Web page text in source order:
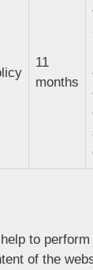
11
months
to
of the